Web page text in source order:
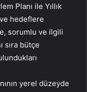
Planı ile Yıllık
hedeflere
sorumlu ve ilgili
sıra bütçe
yerel düzeyde